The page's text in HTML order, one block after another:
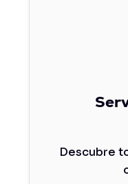
Descubre